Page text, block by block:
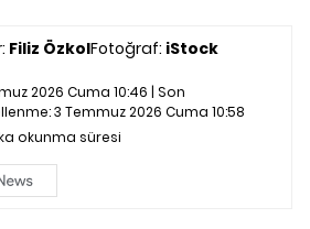
Filiz ÖzkolFotoğraf: iStock
2026 Cuma 10:46 | Son
3 Temmuz 2026 Cuma 10:58
okunma süresi